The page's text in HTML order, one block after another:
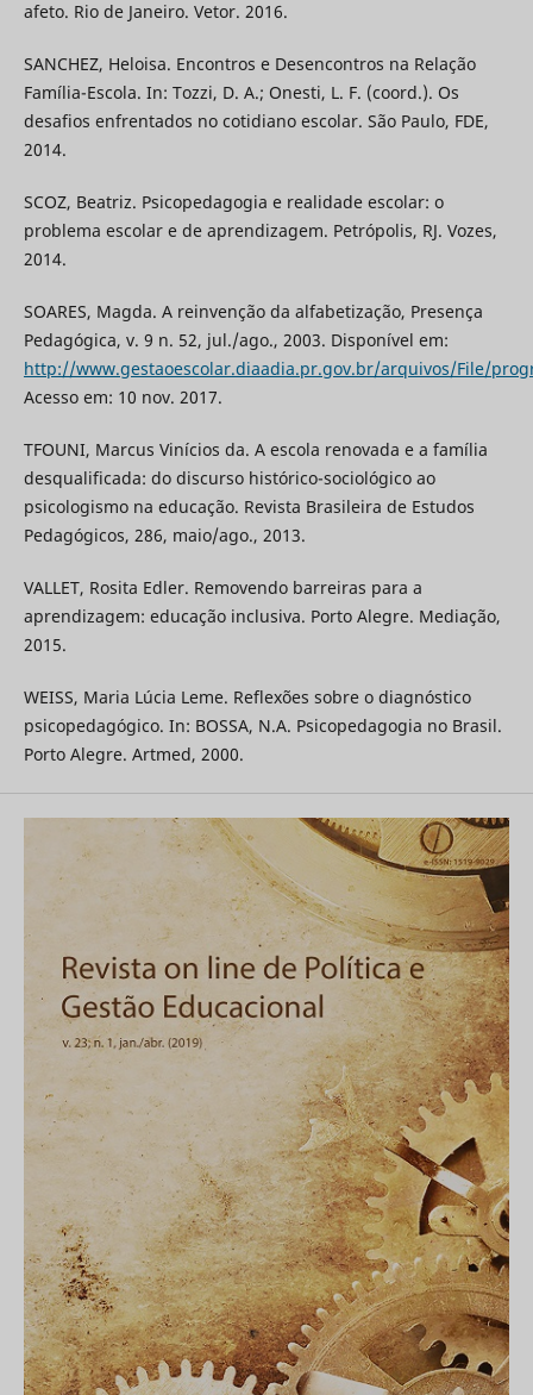
afeto. Rio de Janeiro. Vetor. 2016.
SANCHEZ, Heloisa. Encontros e Desencontros na Relação
Família-Escola. In: Tozzi, D. A.; Onesti, L. F. (coord.). Os
desafios enfrentados no cotidiano escolar. São Paulo, FDE,
2014.
SCOZ, Beatriz. Psicopedagogia e realidade escolar: o
problema escolar e de aprendizagem. Petrópolis, RJ. Vozes,
2014.
SOARES, Magda. A reinvenção da alfabetização, Presença
Pedagógica, v. 9 n. 52, jul./ago., 2003. Disponível em:
http://www.gestaoescolar.diaadia.pr.gov.br/arquivos/File/
Acesso em: 10 nov. 2017.
TFOUNI, Marcus Vinícios da. A escola renovada e a família
desqualificada: do discurso histórico-sociológico ao
psicologismo na educação. Revista Brasileira de Estudos
Pedagógicos, 286, maio/ago., 2013.
VALLET, Rosita Edler. Removendo barreiras para a
aprendizagem: educação inclusiva. Porto Alegre. Mediação,
2015.
WEISS, Maria Lúcia Leme. Reflexões sobre o diagnóstico
psicopedagógico. In: BOSSA, N.A. Psicopedagogia no Brasil.
Porto Alegre. Artmed, 2000.